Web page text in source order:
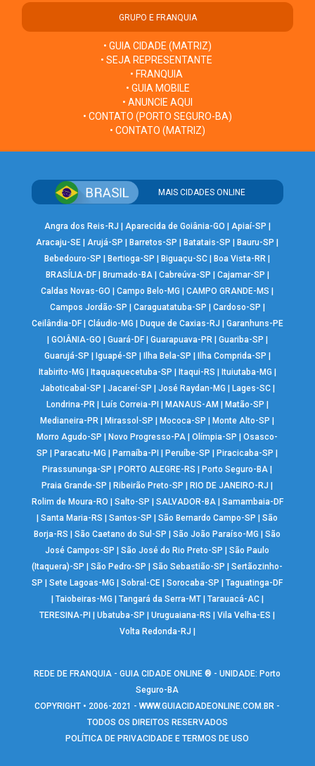
GRUPO E FRANQUIA
• GUIA CIDADE (MATRIZ)
• SEJA REPRESENTANTE
• FRANQUIA
• GUIA MOBILE
• ANUNCIE AQUI
• CONTATO (PORTO SEGURO-BA)
• CONTATO (MATRIZ)
MAIS CIDADES ONLINE
Angra dos Reis-RJ Aparecida de Goiânia-GO Apiaí-SP
Aracaju-SE |Arujá-SP Barretos-SP Batatais-SP Bauru-SP
Bebedouro-SP
Bertioga-SP Biguaçu-SC Boa Vista-RR
BRASÍLIA-DF| Brumado-BA| Cabreúva-SP Cajamar-SP
Caldas Novas-GO
|Campo Belo-MG |CAMPO GRANDE-MS
Campos Jordão-SP
Caraguatatuba-SP Cardoso-SP
Ceilândia-DF| Cláudio-MG Duque de Caxias-RJ
Garanhuns-PE
GOIÂNIA-GO Guará-DF| Guarapuava-PR| Guariba-SP
Guarujá-SP
Iguapé-SP Ilha Bela-SP Ilha Comprida-SP
Itabirito-MG
Itaquaquecetuba-SP Itaqui-RS Ituiutaba-MG
Jaboticabal-SP
Jacareí-SP José Raydan-MG Lages-SC|
Londrina-PR| Luís Correia-PI MANAUS-AM Matão-SP
Medianeira-PR
Mirassol-SP Mococa-SP Monte Alto-SP
Morro Agudo-SP
Novo Progresso-PA |Olímpia-SP |Osasco-
SP
Paracatu-MG Parnaíba-PI Peruíbe-SP Piracicaba-SP
Pirassununga-SP
PORTO ALEGRE-RS Porto Seguro-BA
Praia Grande-SP
Ribeirão Preto-SP RIO DE JANEIRO-RJ
Rolim de Moura-RO
Salto-SP SALVADOR-BA| Samambaia-DF
|Santa Maria-RS |Santos-SP |São Bernardo Campo-SP |São
Borja-RS
|São Caetano do Sul-SP |São João Paraíso-MG |São
José Campos-SP
|São José do Rio Preto-SP |São Paulo
(Itaquera)-SP
|São Pedro-SP |São Sebastião-SP |Sertãozinho-
SP
|Sete Lagoas-MG |Sobral-CE |Sorocaba-SP |Taguatinga-DF
Taiobeiras-MG Tangará da Serra-MT| Tarauacá-AC|
TERESINA-PI
|Ubatuba-SP |Uruguaiana-RS |Vila Velha-ES
Volta Redonda-RJ
REDE DE FRANQUIA - GUIA CIDADE ONLINE ® - UNIDADE: Porto
Seguro-BA
COPYRIGHT • 2006-2021 -WWW.GUIACIDADEONLINE.COM.BR -
TODOS OS DIREITOS RESERVADOS
POLÍTICA DE PRIVACIDADE E TERMOS DE USO